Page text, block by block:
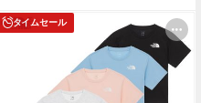
タイムセール